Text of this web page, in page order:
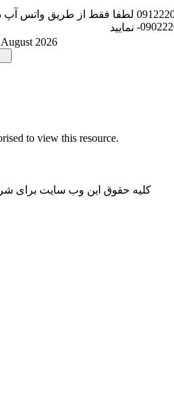
لطفا فقط از طریق واتس آپ
نمایید -
2026
to view this resource.
کلیه حقوق این وب سایت برای